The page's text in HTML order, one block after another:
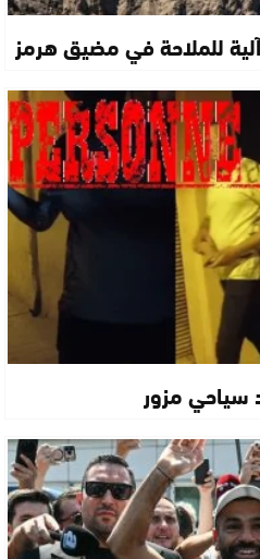
للملاحة في مضيق هرمز
مزور